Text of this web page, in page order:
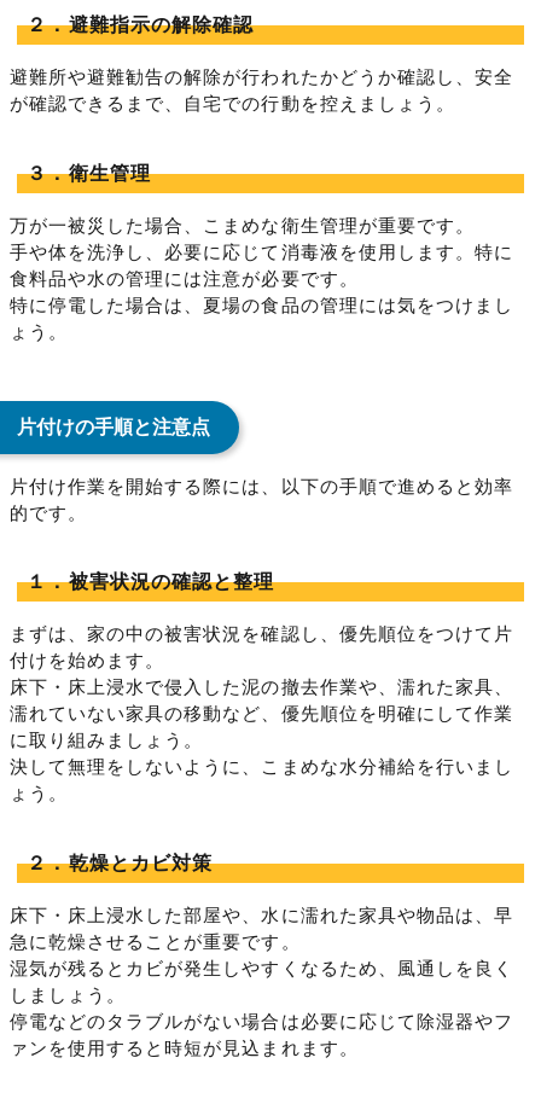
２．避難指示の解除確認
避難所や避難勧告の解除が行われたかどうか確認し、安全
が確認できるまで、自宅での行動を控えましょう。
３．衛生管理
万が一被災した場合、こまめな衛生管理が重要です。
手や体を洗浄し、必要に応じて消毒液を使用します。特に
食料品や水の管理には注意が必要です。
特に停電した場合は、夏場の食品の管理には気をつけまし
ょう。
片付けの手順と注意点
片付け作業を開始する際には、以下の手順で進めると効率
的です。
１．被害状況の確認と整理
まずは、家の中の被害状況を確認し、優先順位をつけて片
付けを始めます。
床下・床上浸水で侵入した泥の撤去作業や、濡れた家具、
濡れていない家具の移動など、優先順位を明確にして作業
に取り組みましょう。
決して無理をしないように、こまめな水分補給を行いまし
ょう。
２．乾燥とカビ対策
床下・床上浸水した部屋や、水に濡れた家具や物品は、早
急に乾燥させることが重要です。
湿気が残るとカビが発生しやすくなるため、風通しを良く
しましょう。
停電などのタラブルがない場合は必要に応じて除湿器やフ
ァンを使用すると時短が見込まれます。